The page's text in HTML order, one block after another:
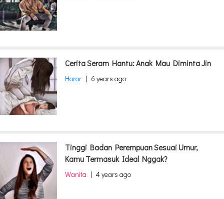
Cerita Seram Hantu: Anak Mau Diminta Jin
Horor | 6 years ago
Tinggi Badan Perempuan Sesuai Umur,
Kamu Termasuk Ideal Nggak?
Wanita | 4 years ago